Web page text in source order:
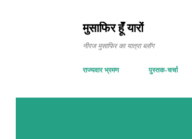
मुसाफिर हूँ यारों
नीरज मुसाफिर का यात्रा ब्लॉग
राज्यवार भ्रमण पुस्तक-चर्चा